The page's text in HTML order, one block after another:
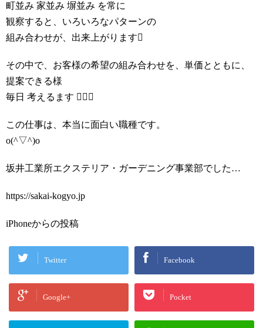
町並み 家並み 塀並み を常に
観察すると、いろいろなパターンの
組み合わせが、出来上がります
その中で、お客様の希望の組み合わせを、単価とともに、
提案できる様
毎日 考えるます 
この仕事は、本当に面白い職種です。
o(^▽^)o
坂井工業所エクステリア・ガーデニング事業部でした…
https://sakai-kogyo.jp
iPhoneからの投稿
Twitter Facebook
Google+ Pocket